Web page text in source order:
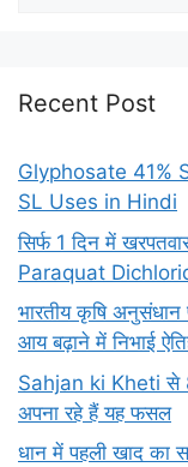
Recent Post
Glyphosate 41%
SL Uses in Hindi
सिर्फ 1 दिन में
Paraquat
भारतीय कृषि अनुसंधान
आय बढ़ाने में निभाई
Sahjan ki Kheti से
अपना रहे हैं यह फसल
धान में पहली खाद का